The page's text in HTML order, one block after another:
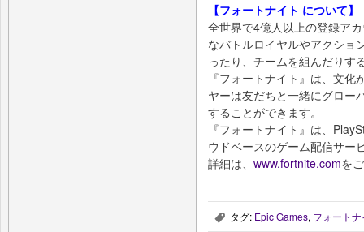
【フォートナイト について】
全世界で4億人以上の登録ア
なバトルロイヤルやアクショ
ったり、チームを組んだりす
『フォートナイト』は、文
ヤーは友だちと一緒にグロー
することができます。
『フォートナイト』は、
ウドベースのゲーム配信サー
詳細は、 www.fortnite.comを
, タグ: Epic Games, フォート